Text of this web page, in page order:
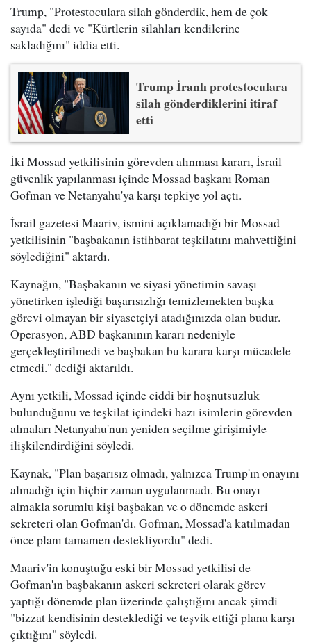
Trump, "Protestoculara silah gönderdik, hem de çok
sayıda" dedi ve "Kürtlerin silahları kendilerine
sakladığını" iddia etti.
Trump İranlı protestoculara
silah gönderdiklerini itiraf
etti
İki Mossad yetkilisinin görevden alınması kararı, İsrail
güvenlik yapılanması içinde Mossad başkanı Roman
Gofman ve Netanyahu'ya karşı tepkiye yol açtı.
İsrail gazetesi Maariv, ismini açıklamadığı bir Mossad
yetkilisinin "başbakanın istihbarat teşkilatını mahvettiğini
söylediğini" aktardı.
Kaynağın, "Başbakanın ve siyasi yönetimin savaşı
yönetirken işlediği başarısızlığı temizlemekten başka
görevi olmayan bir siyasetçiyi atadığınızda olan budur.
Operasyon, ABD başkanının kararı nedeniyle
gerçekleştirilmedi ve başbakan bu karara karşı mücadele
etmedi." dediği aktarıldı.
Aynı yetkili, Mossad içinde ciddi bir hoşnutsuzluk
bulunduğunu ve teşkilat içindeki bazı isimlerin görevden
almaları Netanyahu'nun yeniden seçilme girişimiyle
ilişkilendirdiğini söyledi.
Kaynak, "Plan başarısız olmadı, yalnızca Trump'ın onayını
almadığı için hiçbir zaman uygulanmadı. Bu onayı
almakla sorumlu kişi başbakan ve o dönemde askeri
sekreteri olan Gofman'dı. Gofman, Mossad'a katılmadan
önce planı tamamen destekliyordu" dedi.
Maariv'in konuştuğu eski bir Mossad yetkilisi de
Gofman'ın başbakanın askeri sekreteri olarak görev
yaptığı dönemde plan üzerinde çalıştığını ancak şimdi
"bizzat kendisinin desteklediği ve teşvik ettiği plana karşı
çıktığını" söyledi.